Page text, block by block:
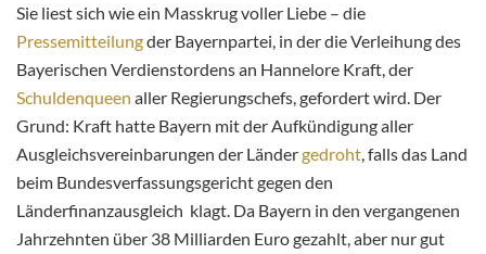
Sie liest sich wie ein Masskrug voller Liebe – die
Pressemitteilungder Bayernpartei, in der die Verleihung des
Bayerischen Verdienstordens an Hannelore Kraft, der
Schuldenqueen aller Regierungschefs, gefordert wird. Der
Grund: Kraft hatte Bayern mit der Aufkündigung aller
Ausgleichsvereinbarungen der Ländergedroht , falls das Land
beim Bundesverfassungsgericht gegen den
Länderfinanzausgleich klagt. Da Bayern in den vergangenen
Jahrzehnten über 38 Milliarden Euro gezahlt, aber nur gut